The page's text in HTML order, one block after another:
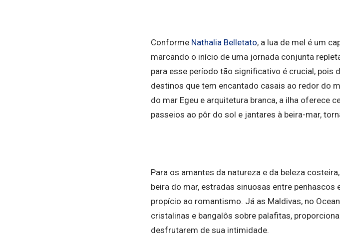
Conforme Nathalia Belletato, a lua de mel é um
marcando o início de uma jornada conjunta
para esse período tão significativo é crucial, pois
destinos que tem encantado casais ao redor do
do mar Egeu e arquitetura branca, a ilha oferece
passeios ao pôr do sol e jantares à beira-mar,
Para os amantes da natureza e da beleza
beira do mar, estradas sinuosas entre
propício ao romantismo. Já as Maldivas, no
cristalinas e bangalôs sobre palafitas,
desfrutarem de sua intimidade.